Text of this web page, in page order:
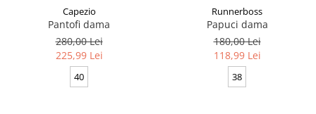
Capezio
Pantofi dama
280,00 Lei
225,99 Lei
40
Runnerboss
Papuci dama
180,00 Lei
118,99 Lei
38